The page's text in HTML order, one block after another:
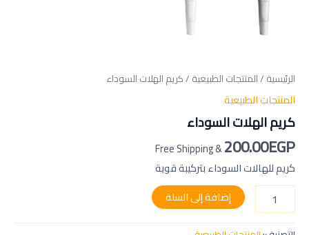
الرئيسية /المنتجات الطبيعية / كريم الهلات السوداء
المنتجات الطبيعية
كريم الهلات السوداء
200.00EGP
& Free Shipping
كريم للهالات السوداء بتركيبة قوية
إضافة إلى السلة